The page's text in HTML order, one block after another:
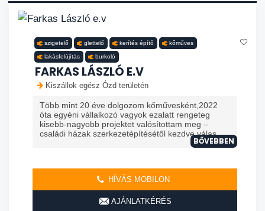
szigetelő glettelő kerítés építő kőműves
lakásfelújítás burkoló
FARKAS LÁSZLÓ E.V
Kiszállok egész Ózd területén
Több mint 20 éve dolgozom kőművesként,2022
óta egyéni vállalkozó vagyok ezalatt rengeteg
kisebb-nagyobb projektet valósítottam meg –
családi házak szerkezetépítésétől kezdve válas...
BŐVEBBEN
HÍVÁS MOBILON
AJÁNLATKÉRÉS